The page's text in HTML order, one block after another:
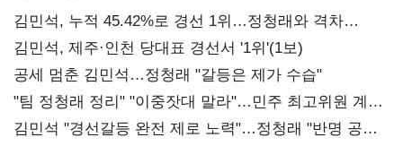
김민석, 누적 45.42%로 경선 1위…정청래와 격차
0.86%p(2보)
김민석, 제주·인천 당대표 경선서 '1위'(1보)
공세 멈춘 김민석…정청래 "갈등은 제가 수습"
"팀 정청래 정리" "이중잣대 말라"…민주 최고위원 계파
다툼 격화
김민석 "경선갈등 완전 제로 노력"…정청래 "반명 공세